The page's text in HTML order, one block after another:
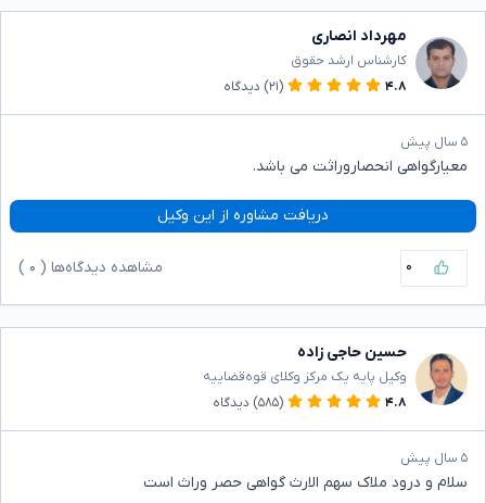
مهرداد انصاری
کارشناس ارشد حقوق
۴.۸
(۲۱) دیدگاه
۵ سال پیش
معیارگواهی انحصاروراثت می باشد.
دریافت مشاوره از این وکیل
۰ مشاهده دیدگاه‌ها ( ۰
حسین حاجی زاده
وکیل پایه یک مرکز وکلای قوه‌قضاییه
۴.۸
(۵۸۵) دیدگاه
۵ سال پیش
سلام و درود ملاک سهم الارث گواهی حصر وراث است